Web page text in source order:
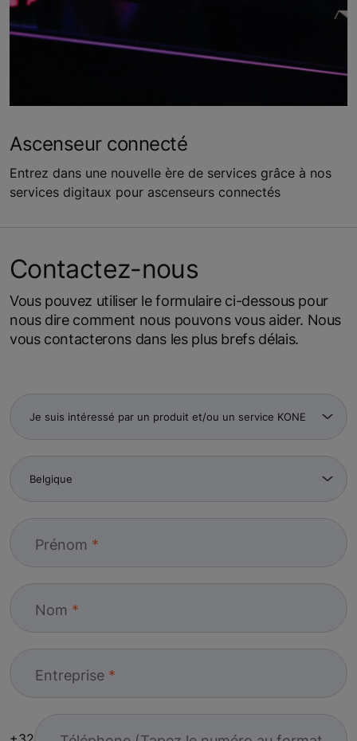
Ascenseur connecté
Entrez dans une nouvelle ère de services grâce à nos
services digitaux pour ascenseurs connectés
Contactez-nous
Vous pouvez utiliser le formulaire ci-dessous pour
nous dire comment nous pouvons vous aider. Nous
vous contacterons dans les plus brefs délais.
Prénom
Nom
Entreprise